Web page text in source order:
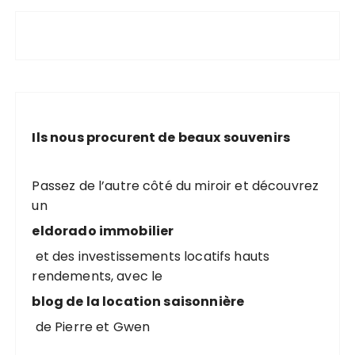
Ils nous procurent de beaux souvenirs
Passez de l’autre côté du miroir et découvrez
un
eldorado immobilier
et des investissements locatifs hauts
rendements, avec le
blog de la location saisonnière
de Pierre et Gwen